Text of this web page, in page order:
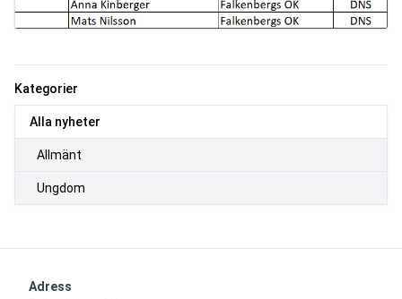
Kategorier
Alla nyheter
Allmänt
Ungdom
Adress